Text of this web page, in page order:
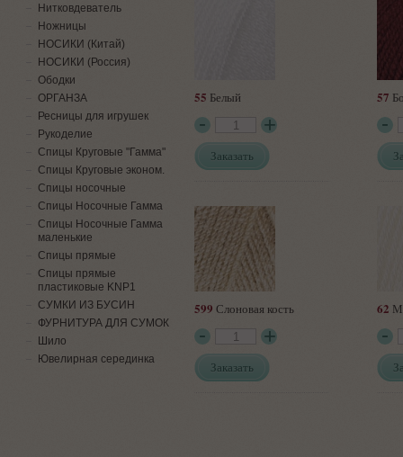
55 Белый
Заказать
57
599 Слоновая кость
Заказать
62
Нитковдеватель
Ножницы
НОСИКИ (Китай)
НОСИКИ (Россия)
Ободки
ОРГАНЗА
Ресницы для игрушек
Рукоделие
Спицы Круговые "Гамма"
Спицы Круговые эконом.
Спицы носочные
Спицы Носочные Гамма
Спицы Носочные Гамма
маленькие
Спицы прямые
Спицы прямые
пластиковые KNP1
СУМКИ ИЗ БУСИН
ФУРНИТУРА ДЛЯ СУМОК
Шило
Ювелирная серединка